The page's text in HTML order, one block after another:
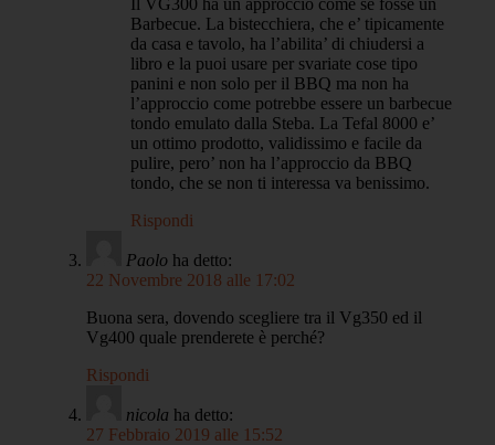
Il VG300 ha un approccio come se fosse un
Barbecue. La bistecchiera, che e’ tipicamente
da casa e tavolo, ha l’abilita’ di chiudersi a
libro e la puoi usare per svariate cose tipo
panini e non solo per il BBQ ma non ha
l’approccio come potrebbe essere un barbecue
tondo emulato dalla Steba. La Tefal 8000 e’
un ottimo prodotto, validissimo e facile da
pulire, pero’ non ha l’approccio da BBQ
tondo, che se non ti interessa va benissimo.
Rispondi
Paolo ha detto:
22 Novembre 2018 alle 17:02
Buona sera, dovendo scegliere tra il Vg350 ed il
Vg400 quale prenderete è perché?
Rispondi
nicola ha detto:
27 Febbraio 2019 alle 15:52